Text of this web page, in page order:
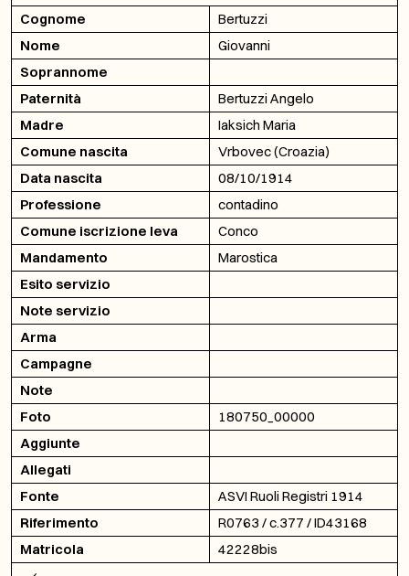
Cognome
Bertuzzi
Nome
Giovanni
Soprannome
Paternità
Bertuzzi Angelo
Madre
Iaksich Maria
Comune nascita
Vrbovec (Croazia)
Data nascita
08/10/1914
Professione
contadino
Comune iscrizione leva
Conco
Mandamento
Marostica
Esito servizio
Note servizio
Arma
Campagne
Note
Foto
180750_00000
Aggiunte
Allegati
Fonte
ASVI Ruoli Registri 1914
Riferimento
R0763 / c.377 / ID43168
Matricola
42228bis